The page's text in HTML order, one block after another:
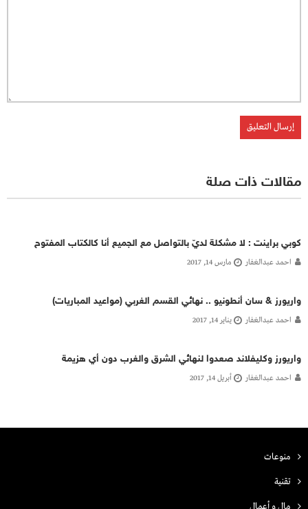
مقالات ذات صلة
كوبي براينت : لا مشكلة لديّ بالتواصل مع الجميع أنا كالكتاب المفتوح
احمد عبدالغفار مارس 14, 2017
واريورز & سان أنطونيو .. نهائي القسم الغربي (مواعيد المباريات)
احمد عبدالغفار يناير 14, 2017
واريورز وكليفلاند صعدوا لنهائي الشرق والغرب دون أي هزيمة
احمد عبدالغفار أبريل 14, 2017
منوعات
تقنية
مال و أعمال